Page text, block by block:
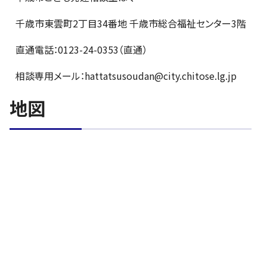
千歳市東雲町2丁目34番地 千歳市総合福祉センター3階
直通電話：0123-24-0353（直通）
相談専用メール：hattatsusoudan@city.chitose.lg.jp
地図